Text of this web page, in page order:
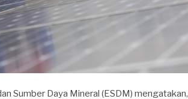
Sumber Daya Mineral (ESDM) mengatakan,